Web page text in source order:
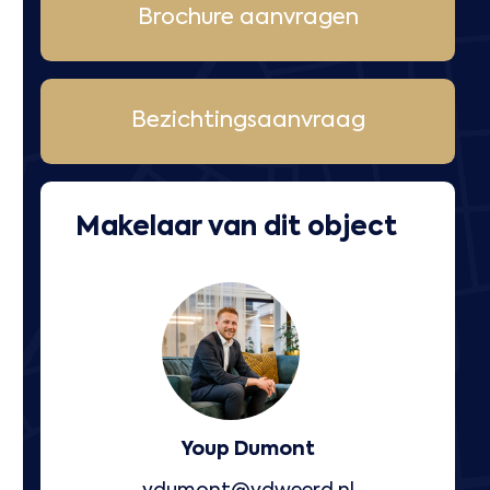
Brochure aanvragen
Bezichtingsaanvraag
Makelaar van dit object
Youp Dumont